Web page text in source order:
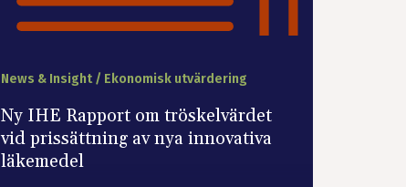
News & Insight / Ekonomisk utvärdering
Ny IHE Rapport om tröskelvärdet
vid prissättning av nya innovativa
läkemedel